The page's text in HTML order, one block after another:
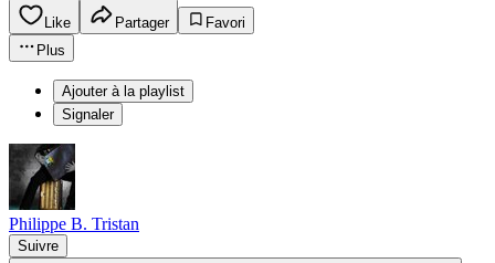
Like Partager
Favori
Plus
Ajouter à la playlist
Signaler
Philippe B. Tristan
Suivre